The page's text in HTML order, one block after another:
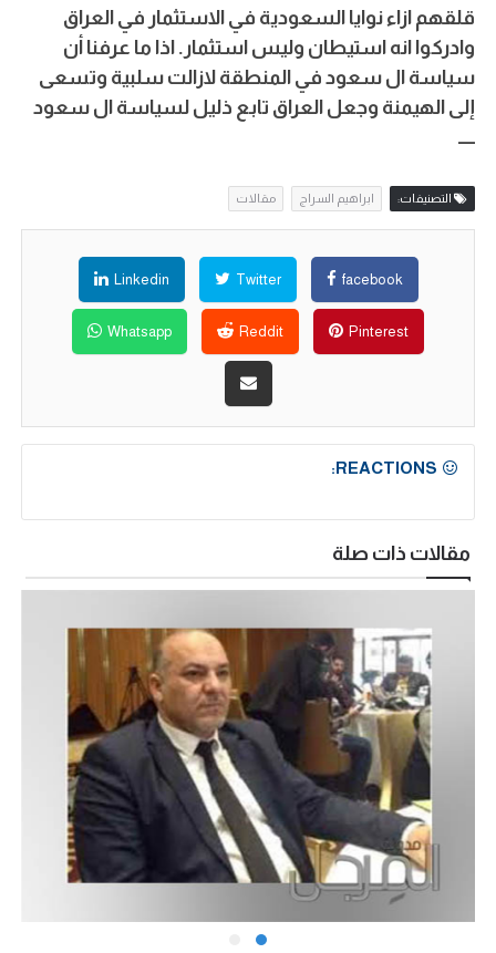
قلقهم ازاء نوايا السعودية في الاستثمار في العراق
وادركوا انه استيطان وليس استثمار. اذا ما عرفنا أن
سياسة ال سعود في المنطقة لازالت سلبية وتسعى
إلى الهيمنة وجعل العراق تابع ذليل لسياسة ال سعود
ـــــ
التصنيفات: ابراهيم السراج مقالات
facebook
Twitter
Linkedin
Pinterest
Reddit
Whatsapp
REACTIONS:
مقالات ذات صلة